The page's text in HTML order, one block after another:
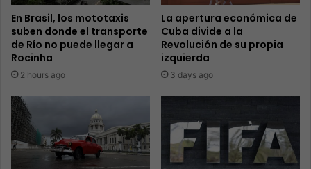
En Brasil, los mototaxis
suben donde el transporte
de Río no puede llegar a
Rocinha
2 hours ago
La apertura económica de
Cuba divide a la
Revolución de su propia
izquierda
3 days ago